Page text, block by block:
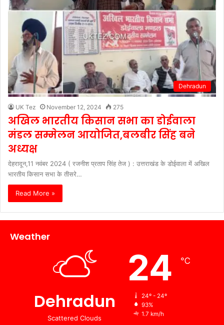
Dehradun
UK Tez November 12, 2024 275
अखिल भारतीय किसान सभा का डोईवाला
मंडल सम्मेलन आयोजित,बलबीर सिंह बने
अध्यक्ष
देहरादून,11 नवंबर 2024 ( रजनीश प्रताप सिंह तेज ) : उत्तराखंड के डोईवाला में अखिल
भारतीय किसान सभा के तीसरे…
Read More »
Weather
Dehradun
Scattered Clouds
24 ℃
24º - 24º
93%
1.7 km/h